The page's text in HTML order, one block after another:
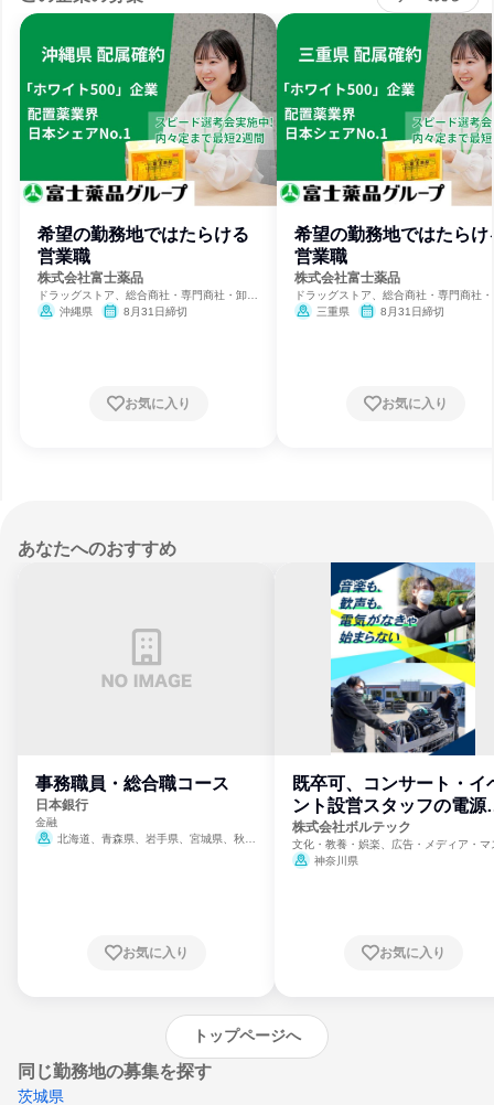
希望の勤務地ではたらける
営業職
株式会社富士薬品
ドラッグストア、総合商社・専門商社・卸
売、製薬
沖縄県 8月31日締切
お気に入り
希望の勤務地ではたらけ
営業職
株式会社富士薬品
ドラッグストア、総合商社・専門商社
売、製薬
三重県 8月31日締切
お気に入り
あなたへのおすすめ
事務職員・総合職コース
日本銀行
金融
北海道、青森県、岩手県、宮城県、秋田
崎県、熊本県、大分県、宮崎県、鹿児島県、
お気に入り
既卒可、コンサート・イ
ント設営スタッフの電源
門
株式会社ボルテック
文化・教養・娯楽、広告・メディア・マ
ミ、電力・ガス・水道・エネルギー
神奈川県
お気に入り
トップページへ
同じ勤務地の募集を探す
茨城県